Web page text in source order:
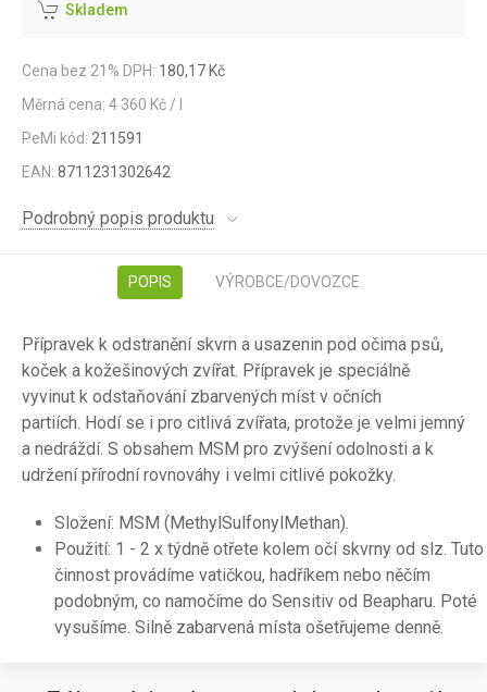
Skladem
Cena bez 21% DPH: 180,17 Kč
Měrná cena: 4 360 Kč / l
PeMi kód: 211591
EAN: 8711231302642
Podrobný popis produktu
POPIS VÝROBCE/DOVOZCE
Přípravek k odstranění skvrn a usazenin pod očima psů,
koček a kožešinových zvířat. Přípravek je speciálně
vyvinut k odstaňování zbarvených míst v očních
partiích. Hodí se i pro citlivá zvířata, protože je velmi jemný
a nedráždí. S obsahem MSM pro zvýšení odolnosti a k
udržení přírodní rovnováhy i velmi citlivé pokožky.
Složení: MSM (MethylSulfonylMethan).
Použití: 1 - 2 x týdně otřete kolem očí skvrny od slz. Tuto
činnost provádíme vatičkou, hadříkem nebo něčím
podobným, co namočíme do Sensitiv od Beapharu. Poté
vysušíme. Silně zabarvená místa ošetřujeme denně.